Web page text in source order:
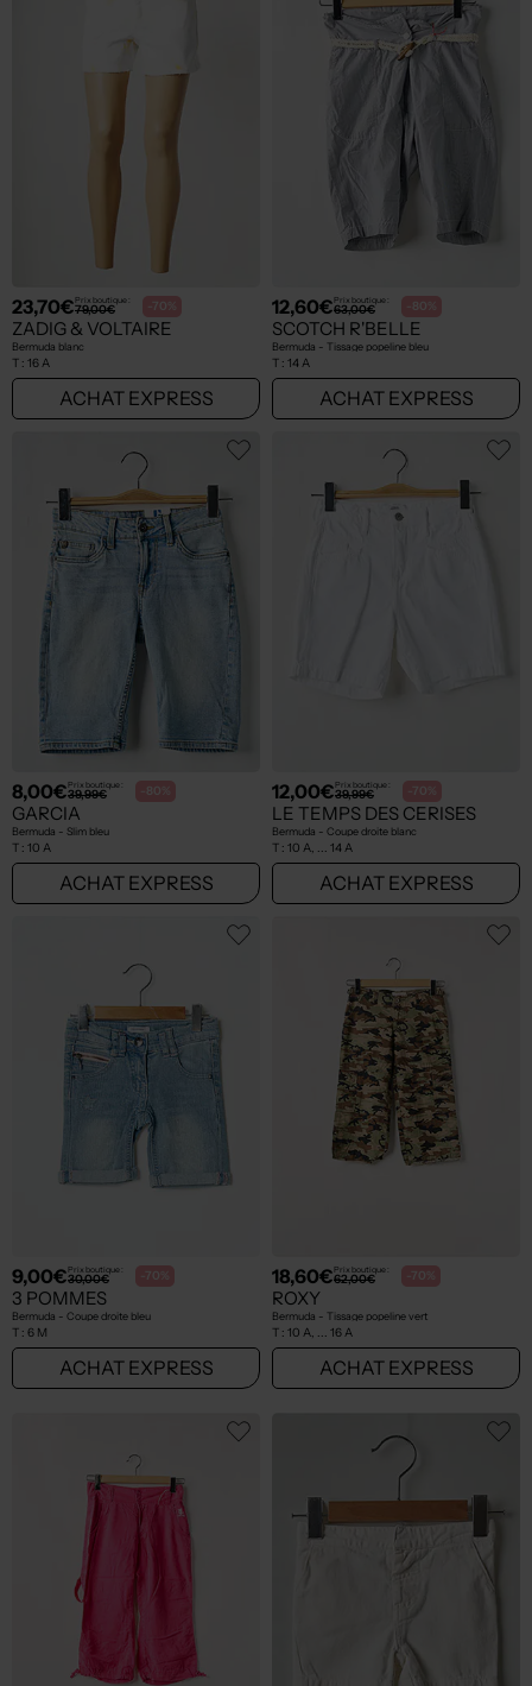
23,70€Prix boutique :
79,00€ -70%
ZADIG & VOLTAIRE
Bermuda blanc
T : 16 A
ACHAT EXPRESS
12,60€Prix boutique :
63,00€ -80%
SCOTCH R'BELLE
Bermuda - Tissage popeline bleu
T : 14 A
ACHAT EXPRESS
8,00€Prix boutique :
39,99€ -80%
GARCIA
Bermuda - Slim bleu
T : 10 A
ACHAT EXPRESS
12,00€Prix boutique :
39,99€ -70%
LE TEMPS DES CERISES
Bermuda - Coupe droite blanc
T : 10 A, ... 14 A
ACHAT EXPRESS
9,00€Prix boutique :
30,00€ -70%
3 POMMES
Bermuda - Coupe droite bleu
T : 6 M
ACHAT EXPRESS
18,60€Prix boutique :
62,00€ -70%
ROXY
Bermuda - Tissage popeline vert
T : 10 A, ... 16 A
ACHAT EXPRESS